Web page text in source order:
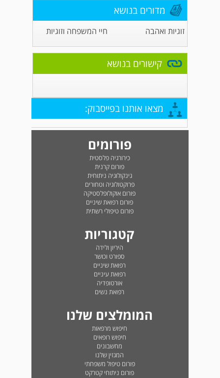
מדורים בנושא
זוגיות ואהבה חיי המשפחה וזוגיות
קישורים בנושא
מצאו אותנו בפייסבוק:
פורומים
כירורגיה פלסטית
פורום קרנית
גינקולוגיה ניתוחית
פרוקטולוגיה וטחורים
פורום אוקולופלסטיקה
פורום רפואת שיניים
פורום טיפולי רשתית
קטגוריות
היריון ולידה
ספורט וכושר
רפואת שיניים
רפואת עיניים
אורטופדיה
רפואת נשים
המומלצים שלנו
חיפוש מרפאות
חיפוש רופאים
מחשבונים
המגזין שלנו
פורום טיפול משפחתי
פורום ניתוחי קטרקט